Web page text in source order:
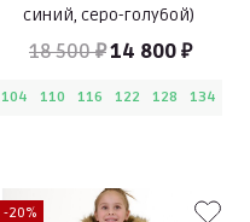
синий, серо-голубой)
18 500 ₽14 800 ₽
104 110 116 122 128 134
-20%